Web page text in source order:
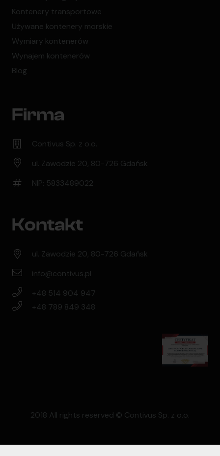
Kontenery transportowe
Używane kontenery morskie
Wymiary kontenerów
Wynajem kontenerów
Blog
Firma
Contivus Sp. z o.o.
ul. Zawodzie 20, 80-726 Gdańsk
NIP: 5833489022
Kontakt
ul. Zawodzie 20, 80-726 Gdańsk
info@contivus.pl
+48 514 904 947
+48 789 849 348
2018 All rights reserved © Contivus Sp. z o.o.